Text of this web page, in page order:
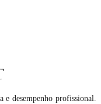
e desempenho profissional.